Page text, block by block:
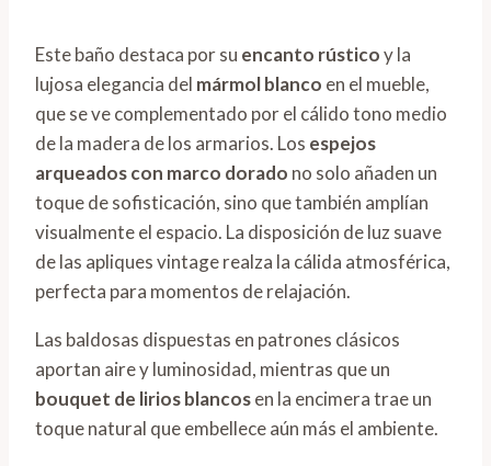
Este baño destaca por su encanto rústicoy la
lujosa elegancia del mármol blanco en el mueble,
que se ve complementado por el cálido tono medio
de la madera de los armarios. Los espejos
arqueados con marco dorado no solo añaden un
toque de sofisticación, sino que también amplían
visualmente el espacio. La disposición de luz suave
de las apliques vintage realza la cálida atmosférica,
perfecta para momentos de relajación.
Las baldosas dispuestas en patrones clásicos
aportan aire y luminosidad, mientras que un
bouquet de lirios blancosen la encimera trae un
toque natural que embellece aún más el ambiente.